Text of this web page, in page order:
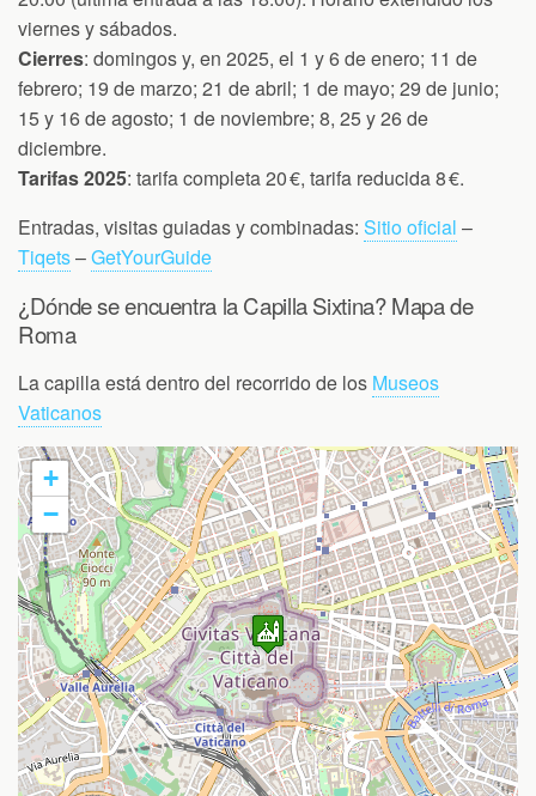
viernes y sábados.
Cierres: domingos y, en 2025, el 1 y 6 de enero; 11 de
febrero; 19 de marzo; 21 de abril; 1 de mayo; 29 de junio;
15 y 16 de agosto; 1 de noviembre; 8, 25 y 26 de
diciembre.
Tarifas 2025: tarifa completa 20 €, tarifa reducida 8 €.
Entradas, visitas guiadas y combinadas: Sitio oficial –
Tiqets–GetYourGuide
¿Dónde se encuentra la Capilla Sixtina? Mapa de
Roma
La capilla está dentro del recorrido de los Museos
Vaticanos
Travelers' Map is loading...
If you see this after your page is
loaded completely, leafletJS files are
missing.
+
−